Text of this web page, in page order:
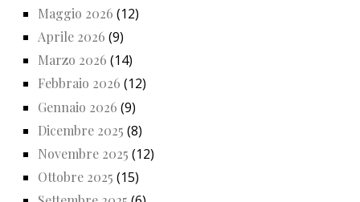
Maggio 2026 (12)
Aprile 2026 (9)
Marzo 2026 (14)
Febbraio 2026 (12)
Gennaio 2026 (9)
Dicembre 2025 (8)
Novembre 2025 (12)
Ottobre 2025 (15)